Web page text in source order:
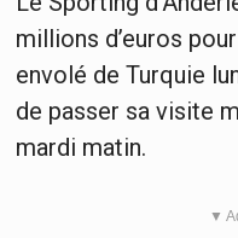
millions d’euros
envolé de Turquie
de passer sa visite
mardi matin.
▼